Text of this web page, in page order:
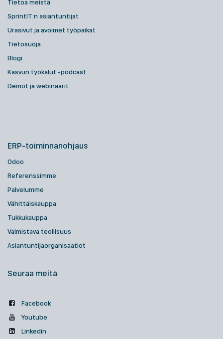
Tietoa meistä
SprintIT:n asiantuntijat
Urasivut ja avoimet työpaikat
Tietosuoja
Blogi
Kasvun työkalut -podcast
Demot ja webinaarit
ERP-toiminnanohjaus
Odoo
Referenssimme
Palvelumme
Vähittäiskauppa
Tukkukauppa
Valmistava teollisuus
Asiantuntijaorganisaatiot
Seuraa meitä
Facebook
Youtube
Linkedin